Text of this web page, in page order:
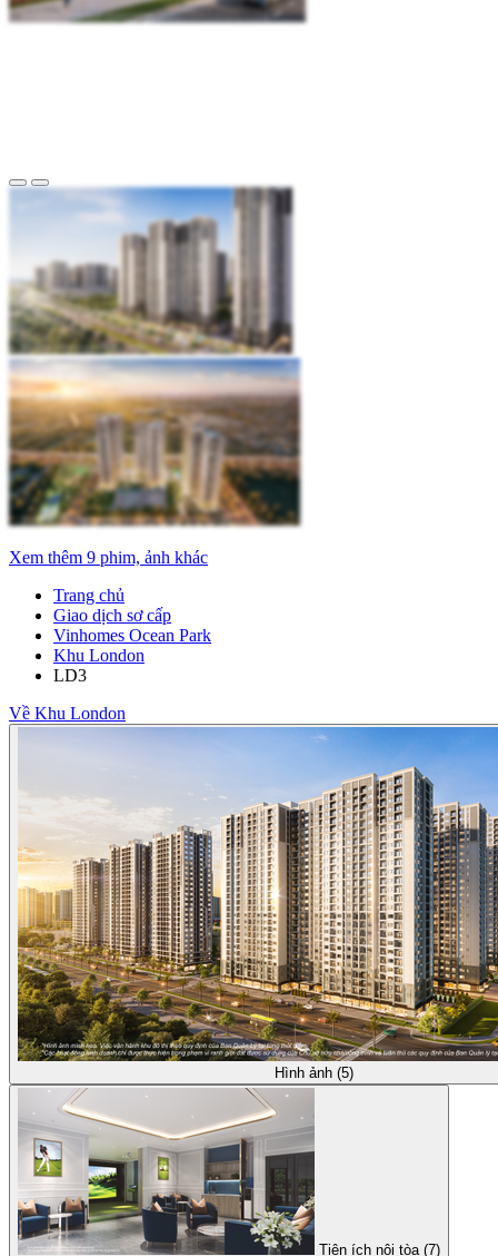
Xem thêm 9 phim, ảnh khác
Trang chủ
Giao dịch sơ cấp
Vinhomes Ocean Park
Khu London
LD3
Về Khu London
Hình ảnh (5)
Tiện ích nội tòa (7)